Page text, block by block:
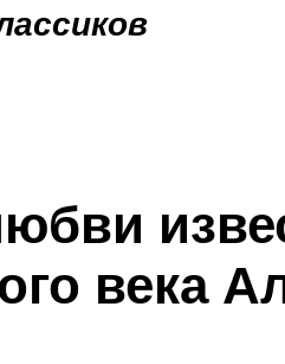
века